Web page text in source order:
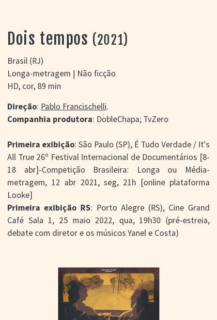
PORTAL DO
CINEMA GAÚCHO
> BUSCA AVANÇADA
> LISTA DE FILMES
> FILMOGRAFIAS DE
> DISCOGRAFIAS
> BIBLIOGRAFIAS
LOCALIZAÇÃO
Dois tempos (2021)
Brasil (RJ)
Longa-metragem | Não ficção
HD, cor, 89 min
Direção: Pablo Francischelli.
Companhia produtora: DobleChapa; TvZero
Primeira exibição: São Paulo (SP), É Tudo Verdade / It's
All True 26º Festival Internacional de Documentários [8-
18 abr]-Competição Brasileira: Longa ou Média-
metragem, 12 abr 2021, seg, 21h [online plataforma
Looke]
Primeira exibição RS: Porto Alegre (RS), Cine Grand
Café Sala 1, 25 maio 2022, qua, 19h30 (pré-estreia,
debate com diretor e os músicos Yanel e Costa)